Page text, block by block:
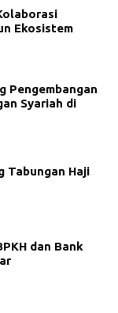
Ekosistem
Pengembangan
Syariah di
Tabungan Haji
dan Bank